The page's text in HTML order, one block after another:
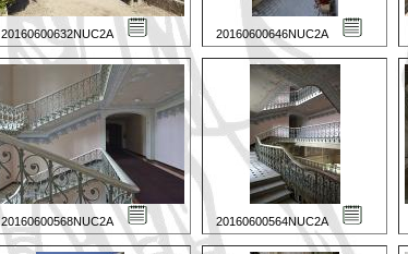
20160600632NUC2A 20160600646NUC2A
20160600568NUC2A 20160600564NUC2A